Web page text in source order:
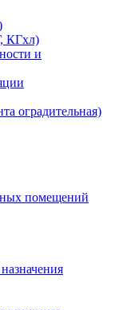
КГхл)
и
оградительная)
помещений